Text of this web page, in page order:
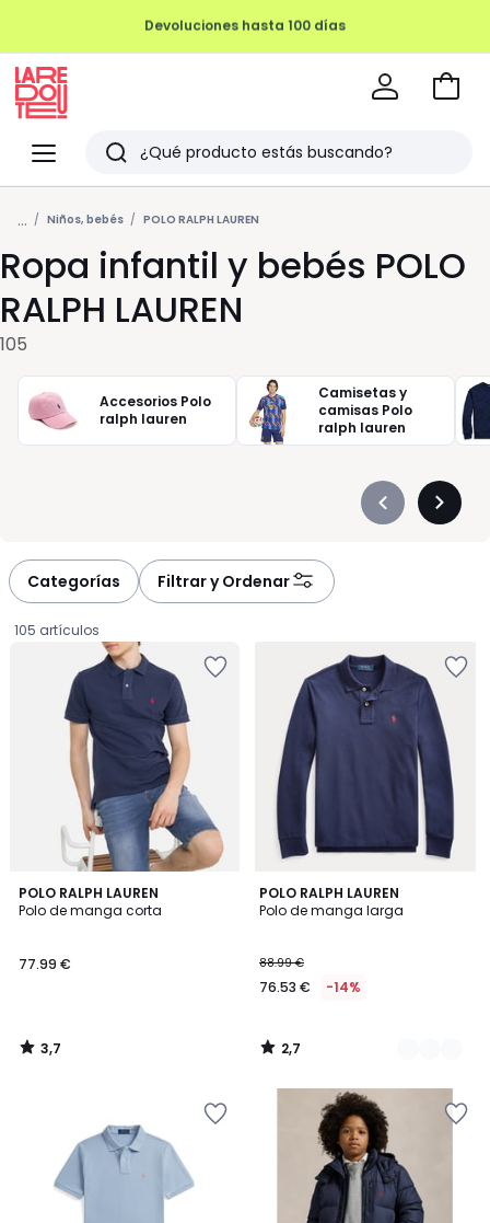
Menu
Redoute
Buscar
Últimos
artículos
vistos
Ir
... Niños, bebés POLO RALPH LAUREN
Ropa infantil y bebés POLO
RALPH LAUREN
105
Accesorios Polo
ralph lauren
Camisetas y
camisas Polo
ralph lauren
Précédent
Categorías Filtrar y Ordenar
105 artículos
POLO RALPH LAUREN
Polo de manga corta
€.
77.99 €
3,7
/ 5
3,7
/
POLO RALPH LAUREN
Polo de manga larga
88.99 €
76.53 € -14%
2,7
/ 5
3
Colores
2,7
/